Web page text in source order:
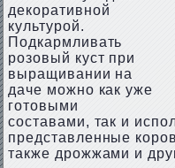
декоративной
культурой.
Подкармливать
розовый куст при
выращивании на
даче можно как уже
готовыми
составами, так и
представленные
также дрожжами и